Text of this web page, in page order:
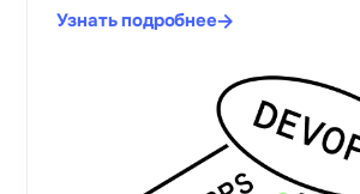
Узнать подробнее